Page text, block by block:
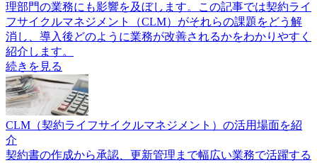
理部門の業務にも影響を及ぼします。この記事では契約ライ
フサイクルマネジメント（CLM）がそれらの課題をどう解
消し、導入後どのように業務が改善されるかをわかりやすく
紹介します。
続きを見る
CLM（契約ライフサイクルマネジメント）の活用場面を紹
介
契約書の作成から承認、更新管理まで幅広い業務で活躍する